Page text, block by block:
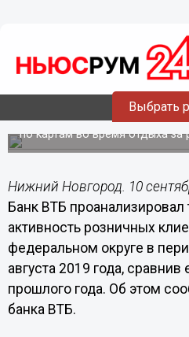
Выбрать
Банк ВТБ
транзакционную
розничных клиентов
Клиенты ВТБ в ПФО на 42%
по картам во время отдыха за
Нижний Новгород. 10
Банк ВТБ проанализировал
активность розничных
федеральном округе в
августа 2019 года,
прошлого года. Об этом
банка ВТБ.